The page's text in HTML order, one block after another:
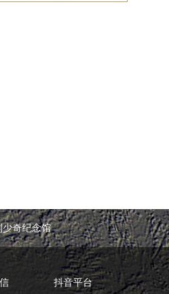
少奇纪念馆
抖音平台